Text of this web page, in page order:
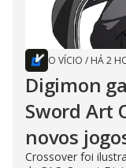
O VÍCIO / HÁ 2
Digimon
Sword Art
novos
Crossover foi